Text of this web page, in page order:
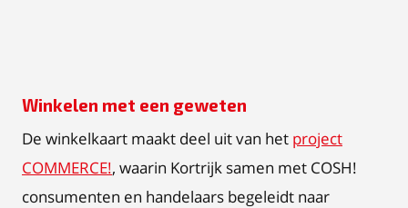
Winkelen met een geweten
De winkelkaart maakt deel uit van het project
COMMERCE!, waarin Kortrijk samen met COSH!
consumenten en handelaars begeleidt naar